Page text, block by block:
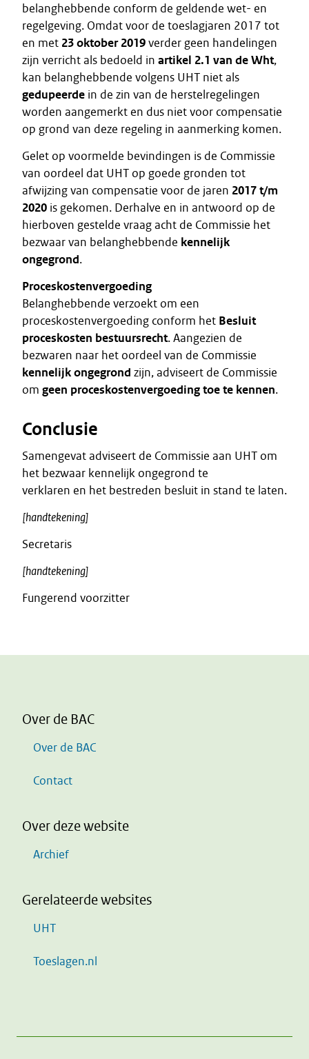
belanghebbende conform de geldende wet- en
regelgeving. Omdat voor de toeslagjaren 2017 tot
en met 23 oktober 2019verder geen handelingen
zijn verricht als bedoeld in artikel 2.1 van de Wht,
kan belanghebbende volgens UHT niet als
gedupeerde in de zin van de herstelregelingen
worden aangemerkt en dus niet voor compensatie
op grond van deze regeling in aanmerking komen.
Gelet op voormelde bevindingen is de Commissie
van oordeel dat UHT op goede gronden tot
afwijzing van compensatie voor de jaren 2017 t/m
2020 is gekomen. Derhalve en in antwoord op de
hierboven gestelde vraag acht de Commissie het
bezwaar van belanghebbende kennelijk
ongegrond.
Proceskostenvergoeding
Belanghebbende verzoekt om een
proceskostenvergoeding conform het Besluit
proceskosten bestuursrecht. Aangezien de
bezwaren naar het oordeel van de Commissie
kennelijk ongegrond zijn, adviseert de Commissie
om geen proceskostenvergoeding toe te kennen.
Conclusie
Samengevat adviseert de Commissie aan UHT om
het bezwaar kennelijk ongegrond te
verklaren en het bestreden besluit in stand te laten.
[handtekening]
Secretaris
[handtekening]
Fungerend voorzitter
Over de BAC
Over de BAC
Contact
Over deze website
Archief
Gerelateerde websites
UHT
Toeslagen.nl